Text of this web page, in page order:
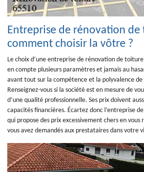
Entreprise de rénovation de
comment choisir la vôtre ?
Le choix d’une entreprise de rénovation de
en compte plusieurs paramètres et jamais au
avant tout sur la compétence et la polyvalence
Renseignez-vous si la société est en mesure de
d’une qualité professionnelle. Ses prix doivent
capacités financières. Écartez donc l’entreprise
qui propose des prix excessivement chers en vous
vous avez demandés aux prestataires dans votre